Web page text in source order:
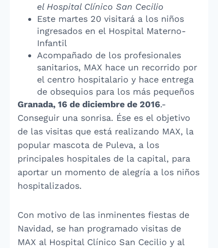
el Hospital Clínico San Cecilio
Este martes 20 visitará a los niños
ingresados en el Hospital Materno-
Infantil
Acompañado de los profesionales
sanitarios, MAX hace un recorrido por
el centro hospitalario y hace entrega
de obsequios para los más pequeños
Granada, 16 de diciembre de 2016.-
Conseguir una sonrisa. Ése es el objetivo
de las visitas que está realizando MAX, la
popular mascota de Puleva, a los
principales hospitales de la capital, para
aportar un momento de alegría a los niños
hospitalizados.
Con motivo de las inminentes fiestas de
Navidad, se han programado visitas de
MAX al Hospital Clínico San Cecilio y al